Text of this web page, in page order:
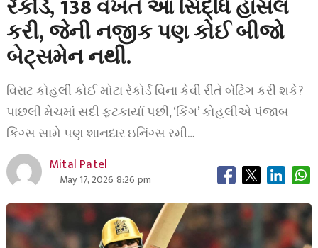
રેકોર્ડ, 138 વખત આ સિદ્ધિ હાંસલ
કરી, જેની નજીક પણ કોઈ બીજો
બેટ્સમેન નથી.
વિરાટ કોહલી કોઈ મોટા રેકોર્ડ વિના કેવી રીતે બેટિંગ કરી શકે?
પાછલી મેચમાં સદી ફટકાર્યા પછી, ‘કિંગ’ કોહલીએ પંજાબ
કિંગ્સ સામે પણ શાનદાર ઇનિંગ્સ રમી…
Mital Patel
May 17, 2026 8:26 pm